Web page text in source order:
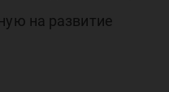
на развитие